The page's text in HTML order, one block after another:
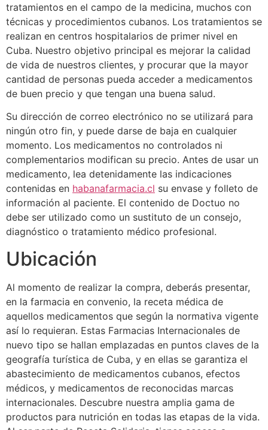
tratamientos en el campo de la medicina, muchos con
técnicas y procedimientos cubanos. Los tratamientos se
realizan en centros hospitalarios de primer nivel en
Cuba. Nuestro objetivo principal es mejorar la calidad
de vida de nuestros clientes, y procurar que la mayor
cantidad de personas pueda acceder a medicamentos
de buen precio y que tengan una buena salud.
Su dirección de correo electrónico no se utilizará para
ningún otro fin, y puede darse de baja en cualquier
momento. Los medicamentos no controlados ni
complementarios modifican su precio. Antes de usar un
medicamento, lea detenidamente las indicaciones
contenidas en habanafarmacia.cl su envase y folleto de
información al paciente. El contenido de Doctuo no
debe ser utilizado como un sustituto de un consejo,
diagnóstico o tratamiento médico profesional.
Ubicación
Al momento de realizar la compra, deberás presentar,
en la farmacia en convenio, la receta médica de
aquellos medicamentos que según la normativa vigente
así lo requieran. Estas Farmacias Internacionales de
nuevo tipo se hallan emplazadas en puntos claves de la
geografía turística de Cuba, y en ellas se garantiza el
abastecimiento de medicamentos cubanos, efectos
médicos, y medicamentos de reconocidas marcas
internacionales. Descubre nuestra amplia gama de
productos para nutrición en todas las etapas de la vida.